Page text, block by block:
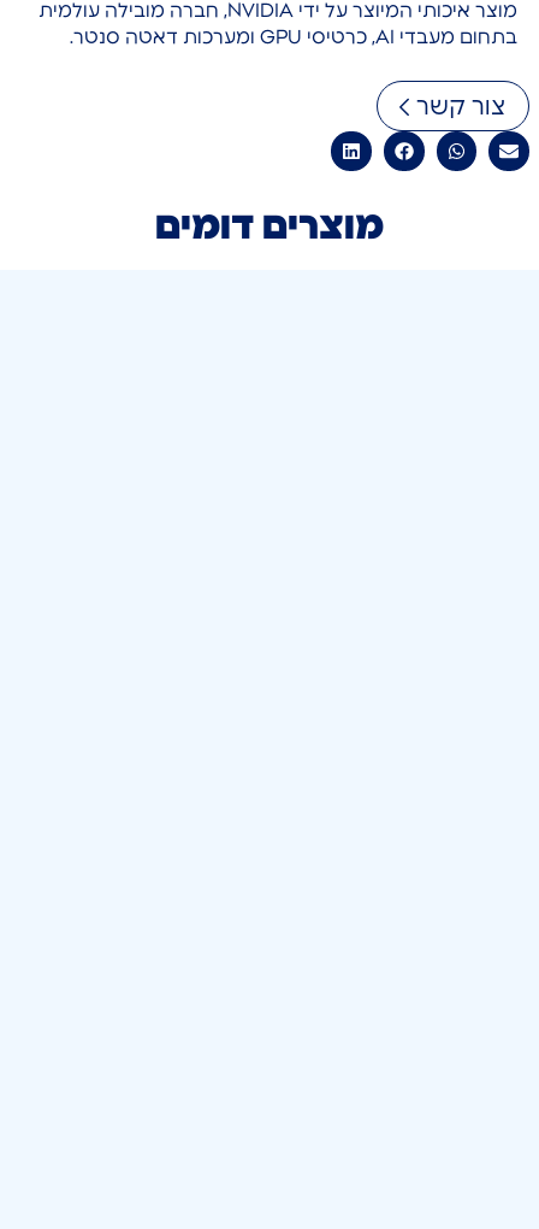
מוצר איכותי המיוצר על ידי NVIDIA, חברה מובילה עולמית
בתחום מעבדי AI, כרטיסי GPU ומערכות דאטה סנטר.
צור קשר
מוצרים דומים